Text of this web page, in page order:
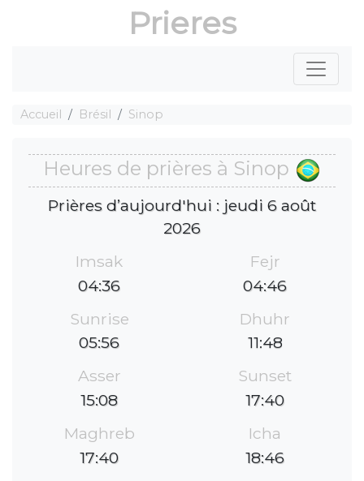
Prieres
Accueil Brésil Sinop
Heures de prières à Sinop
Prières d’aujourd'hui : jeudi 6 août
2026
Imsak
04:36
Fejr
04:46
Sunrise
05:56
Dhuhr
11:48
Asser
15:08
Sunset
17:40
Maghreb
17:40
Icha
18:46